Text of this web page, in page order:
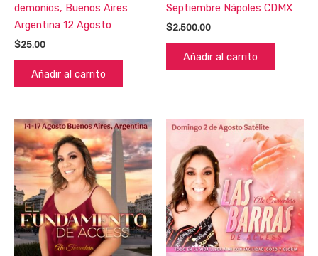
demonios, Buenos Aires
Argentina 12 Agosto
$25.00
Añadir al carrito
Septiembre Nápoles CDMX
$2,500.00
Añadir al carrito